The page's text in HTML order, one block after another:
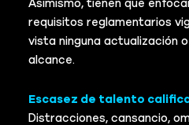
Asimismo, tienen que
requisitos reglamentarios
vista ninguna actualización
alcance.
Escasez de talento
Distracciones, cansancio,